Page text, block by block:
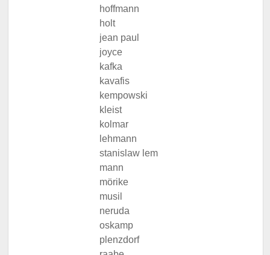
hoffmann
holt
jean paul
joyce
kafka
kavafis
kempowski
kleist
kolmar
lehmann
stanislaw lem
mann
mörike
musil
neruda
oskamp
plenzdorf